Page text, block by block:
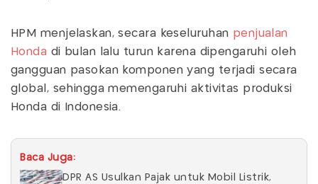
HPM menjelaskan, secara keseluruhan penjualan
Honda di bulan lalu turun karena dipengaruhi oleh
gangguan pasokan komponen yang terjadi secara
global, sehingga memengaruhi aktivitas produksi
Honda di Indonesia.
Baca Juga:
DPR AS Usulkan Pajak untuk Mobil Listrik,